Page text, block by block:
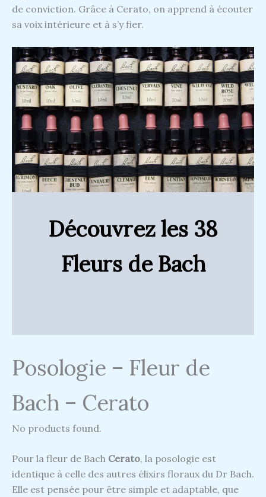
de conviction. Grâce à Cerato, on apprend à écouter
sa voix intérieure et à s’y fier.
Découvrez les 38
Fleurs de Bach
Posologie – Fleur de
Bach – Cerato
No products found.
Pour la fleur de Bach Cerato, la posologie est
identique à celle des autres élixirs floraux du Dr Bach.
Elle est pensée pour être simple et adaptable, que